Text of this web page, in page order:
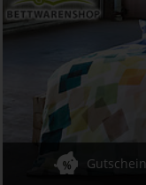
Gutschein